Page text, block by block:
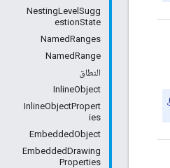
NestingLevelSugg
estionState
NamedRanges
NamedRange
النطاق
InlineObject
InlineObjectPropert
ies
EmbeddedObject
EmbeddedDrawing
Properties
،